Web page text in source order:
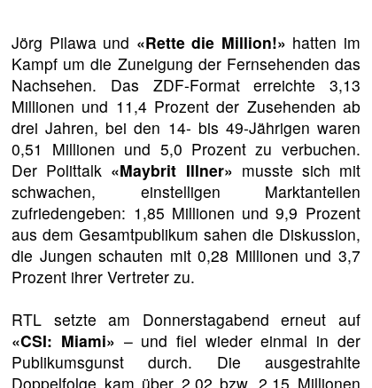
Jörg Pilawa und «Rette die Million!» hatten im
Kampf um die Zuneigung der Fernsehenden das
Nachsehen. Das ZDF-Format erreichte 3,13
Millionen und 11,4 Prozent der Zusehenden ab
drei Jahren, bei den 14- bis 49-Jährigen waren
0,51 Millionen und 5,0 Prozent zu verbuchen.
Der Polittalk «Maybrit Illner» musste sich mit
schwachen, einstelligen Marktanteilen
zufriedengeben: 1,85 Millionen und 9,9 Prozent
aus dem Gesamtpublikum sahen die Diskussion,
die Jungen schauten mit 0,28 Millionen und 3,7
Prozent ihrer Vertreter zu.
RTL setzte am Donnerstagabend erneut auf
«CSI: Miami» – und fiel wieder einmal in der
Publikumsgunst durch. Die ausgestrahlte
Doppelfolge kam über 2,02 bzw. 2,15 Millionen